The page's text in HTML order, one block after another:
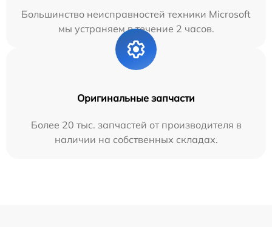
Большинство неисправностей техники Microsoft
мы устраняем в течение 2 часов.
Оригинальные запчасти
Более 20 тыс. запчастей от производителя в
наличии на собственных складах.